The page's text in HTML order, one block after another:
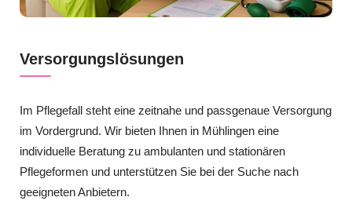
Versorgungslösungen
Im Pflegefall steht eine zeitnahe und passgenaue Versorgung
im Vordergrund. Wir bieten Ihnen in Mühlingen eine
individuelle Beratung zu ambulanten und stationären
Pflegeformen und unterstützen Sie bei der Suche nach
geeigneten Anbietern.